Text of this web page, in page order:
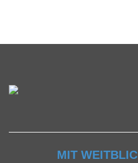
MIT